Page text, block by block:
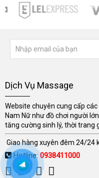
Dịch Vụ Massage
Website chuyên cung cấp
Nam Nữ như đồ chơi người
tăng cường sinh lý, thời trang
Giao hàng xuyên đêm 24/24
Hotline: 0938411000